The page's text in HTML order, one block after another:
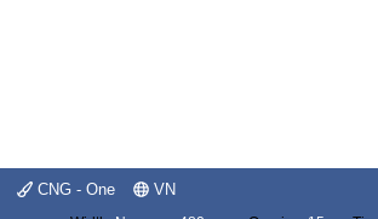
CNG - One VN